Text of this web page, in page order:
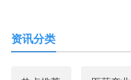
资讯分类